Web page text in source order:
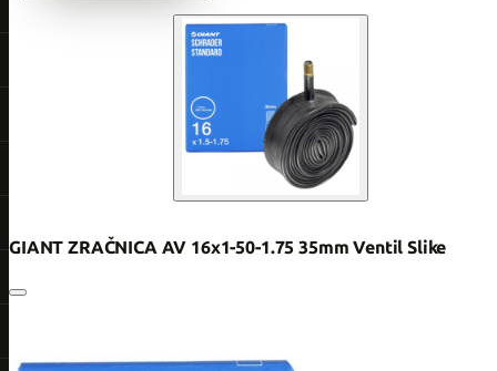
GIANT ZRAČNICA AV 16x1-50-1.75 35mm Ventil Slike